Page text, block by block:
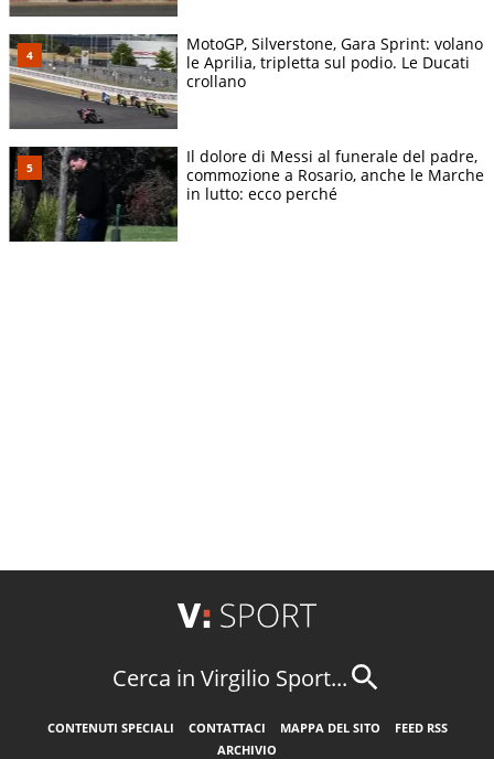
MotoGP, Silverstone, Gara Sprint: volano
le Aprilia, tripletta sul podio. Le Ducati
crollano
Il dolore di Messi al funerale del padre,
commozione a Rosario, anche le Marche
in lutto: ecco perché
Cerca in Virgilio Sport...
CONTENUTI SPECIALI CONTATTACI MAPPA DEL SITO
FEED RSS
ARCHIVIO